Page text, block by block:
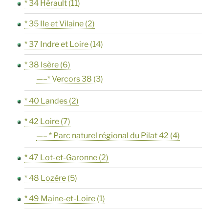
* 34 Hérault (11)
* 35 Ile et Vilaine (2)
* 37 Indre et Loire (14)
* 38 Isère (6)
—–* Vercors 38 (3)
* 40 Landes (2)
* 42 Loire (7)
—– * Parc naturel régional du Pilat 42 (4)
* 47 Lot-et-Garonne (2)
* 48 Lozère (5)
* 49 Maine-et-Loire (1)